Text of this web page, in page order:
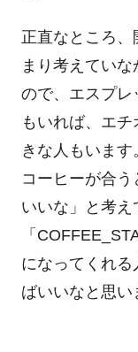
正直なところ
まり考えてい
ので、エスプレ
もいれば、エ
きな人もいま
コーヒーが合
いいな」と考え
「
になってくれ
ばいいなと思い